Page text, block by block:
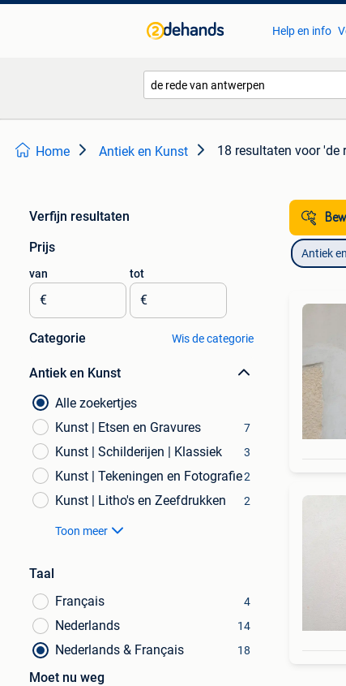
Help en info
Home Antiek en Kunst 18 resultaten voor 'de
Verfijn resultaten
Prijs
van
€
tot
€
Categorie Wis de categorie
Antiek en Kunst
Alle zoekertjes
Kunst | Etsen en Gravures
7
Kunst | Schilderijen | Klassiek 3
Kunst | Tekeningen en Fotografie2
Kunst | Litho's en Zeefdrukken 2
Toon meer
Taal
Français
4
Nederlands 14
Nederlands & Français 18
Moet nu weg
Antiek